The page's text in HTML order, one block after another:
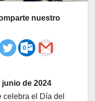
nuestro
junio de 2024
celebra el Día del